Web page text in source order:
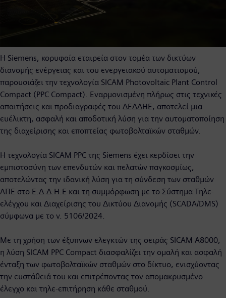
Η Siemens, κορυφαία εταιρεία στον τομέα των δικτύων
διανομής ενέργειας και του ενεργειακού αυτοματισμού,
παρουσιάζει την τεχνολογία SICAM Photovoltaic Plant Control
Compact (PPC Compact). Εναρμονισμένη πλήρως στις τεχνικές
απαιτήσεις και προδιαγραφές του ΔΕΔΔΗΕ, αποτελεί μια
ευέλικτη, ασφαλή και αποδοτική λύση για την αυτοματοποίηση
της διαχείρισης και εποπτείας φωτοβολταϊκών σταθμών.
Η τεχνολογία SICAM PPC της Siemens έχει κερδίσει την
εμπιστοσύνη των επενδυτών και πελατών παγκοσμίως,
αποτελώντας την ιδανική λύση για τη σύνδεση των σταθμών
ΑΠΕ στο Ε.Δ.Δ.Η.Ε και τη συμμόρφωση με το Σύστημα Τηλε-
ελέγχου και Διαχείρισης του Δικτύου Διανομής (SCADA/DMS)
σύμφωνα με το ν. 5106/2024.
Με τη χρήση των έξυπνων ελεγκτών της σειράς SICAM A8000,
η λύση SICAM PPC Compact διασφαλίζει την ομαλή και ασφαλή
ένταξη των φωτοβολταϊκών σταθμών στο δίκτυο, ενισχύοντας
την ευστάθειά του και επιτρέποντας τον απομακρυσμένο
έλεγχο και τηλε-επιτήρηση κάθε σταθμού.